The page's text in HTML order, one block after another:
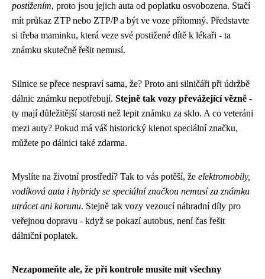
postižením, proto jsou jejich auta od poplatku osvobozena. Stačí
mít průkaz ZTP nebo ZTP/P a být ve voze přítomný. Představte
si třeba maminku, která veze své postižené dítě k lékaři - ta
známku skutečně řešit nemusí.
Silnice se přece nespraví sama, že? Proto ani silničáři při údržbě
dálnic známku nepotřebují. Stejně tak vozy převážející vězně -
ty mají důležitější starosti než lepit známku za sklo. A co veteráni
mezi auty? Pokud má váš historický klenot speciální značku,
můžete po dálnici také zdarma.
Myslíte na životní prostředí? Tak to vás potěší, že elektromobily,
vodíková auta i hybridy se speciální značkou nemusí za známku
utrácet ani korunu. Stejně tak vozy vezoucí náhradní díly pro
veřejnou dopravu - když se pokazí autobus, není čas řešit
dálniční poplatek.
Nezapomeňte ale, že při kontrole musíte mít všechny